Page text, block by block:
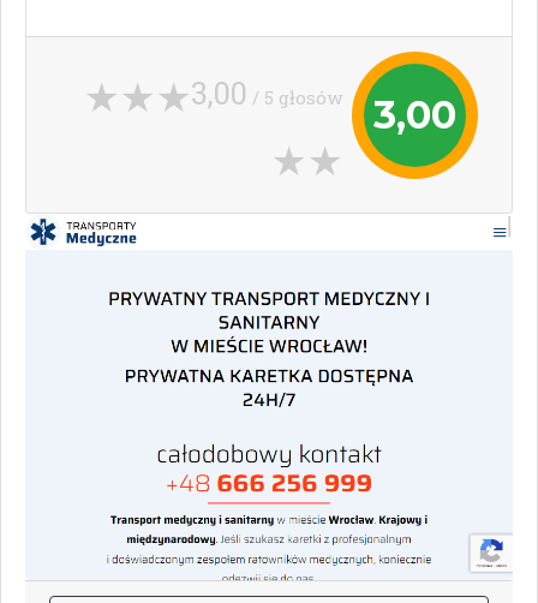
3,00
3,00 / 5 głosów